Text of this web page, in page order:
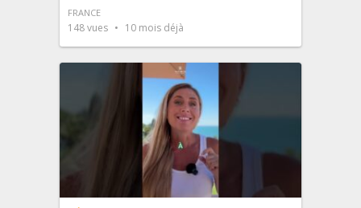
FRANCE
148vues 10 mois déjà